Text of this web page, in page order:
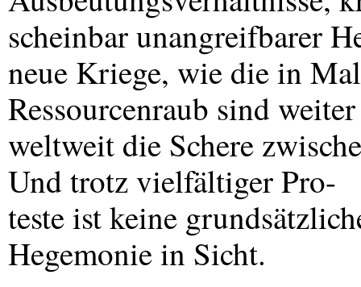
scheinbar unangreifbarer
neue Kriege, wie die in
Ressourcenraub sind
weltweit die Schere
Und trotz vielfältiger Pro-
teste ist keine
Hegemonie in Sicht.